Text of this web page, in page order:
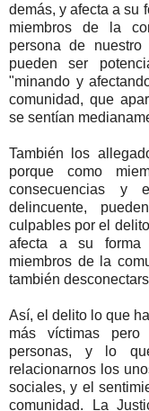
demás, y afecta a su
miembros de la
persona de
pueden ser
"minando y
comunidad, que
se sentían
También los
porque como
consecuencias y
delincuente,
culpables por el
afecta a su forma
miembros de la
también
Así, el delito lo que
más víctimas
personas, y lo
relacionarnos los
sociales, y el
comunidad. La